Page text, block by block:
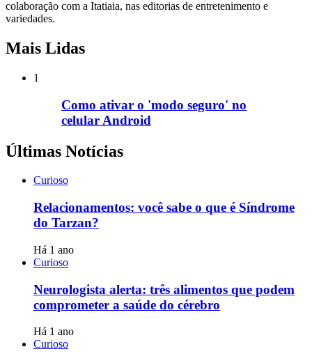
colaboração com a Itatiaia, nas editorias de entretenimento e
variedades.
Mais Lidas
1
Como ativar o 'modo seguro' no
celular Android
Últimas Notícias
Curioso
Relacionamentos: você sabe o que é Síndrome
do Tarzan?
Há 1 ano
Curioso
Neurologista alerta: três alimentos que podem
comprometer a saúde do cérebro
Há 1 ano
Curioso